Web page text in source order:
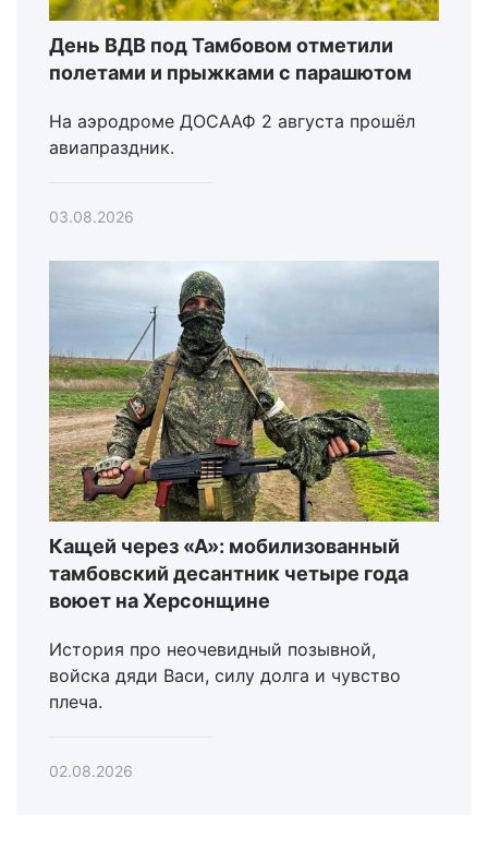
День ВДВ под Тамбовом отметили
полетами и прыжками с парашютом
На аэродроме ДОСААФ 2 августа прошёл
авиапраздник.
03.08.2026
Кащей через «А»: мобилизованный
тамбовский десантник четыре года
воюет на Херсонщине
История про неочевидный позывной,
войска дяди Васи, силу долга и чувство
плеча.
02.08.2026